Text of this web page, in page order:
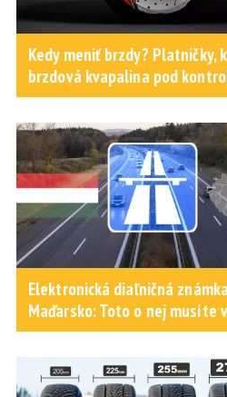
Kedy meniť brzdy? Platničky,
brzdová kvapalina pod
Elektronická diaľničná
Maďarsko: Toto o nej musíte